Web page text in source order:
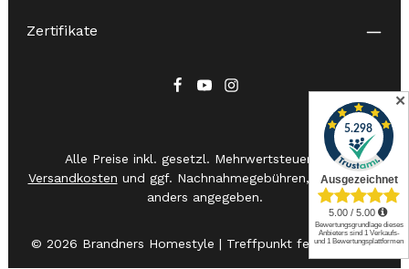
Zertifikate
© 2026 Brandners Homestyle | Treffpunkt feiner Messer
Alle Preise inkl. gesetzl. Mehrwertsteuer zzgl.
Versandkosten und ggf. Nachnahmegebühren, wenn nicht
anders angegeben.
✕